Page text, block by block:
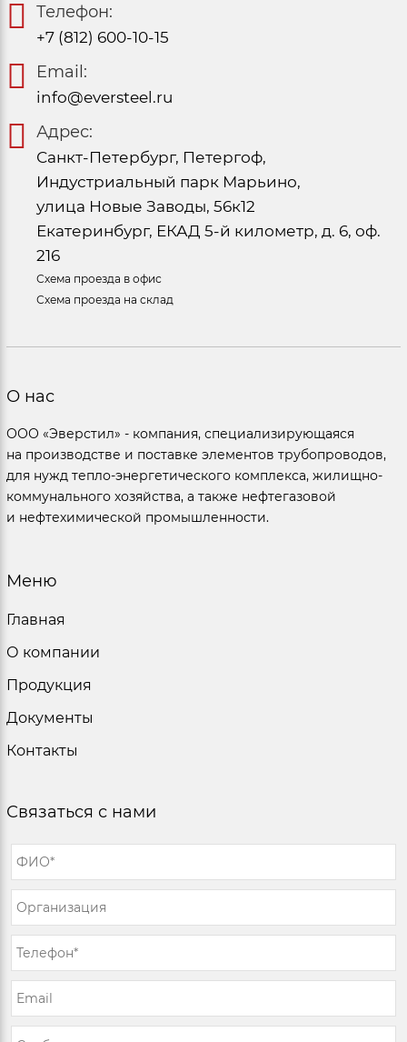
Телефон:
+7 (812) 600-10-15
Email:
info@eversteel.ru
Адрес:
Санкт-Петербург, Петергоф,
Индустриальный парк Марьино,
улица Новые Заводы, 56к12
Екатеринбург, ЕКАД 5-й километр, д. 6, оф.
216
Схема проезда в офис
Схема проезда на склад
О нас
ООО «Эверстил» - компания, специализирующаяся
на производстве и поставке элементов трубопроводов,
для нужд тепло-энергетического комплекса, жилищно-
коммунального хозяйства, а также нефтегазовой
и нефтехимической промышленности.
Меню
Главная
О компании
Продукция
Документы
Контакты
Связаться с нами